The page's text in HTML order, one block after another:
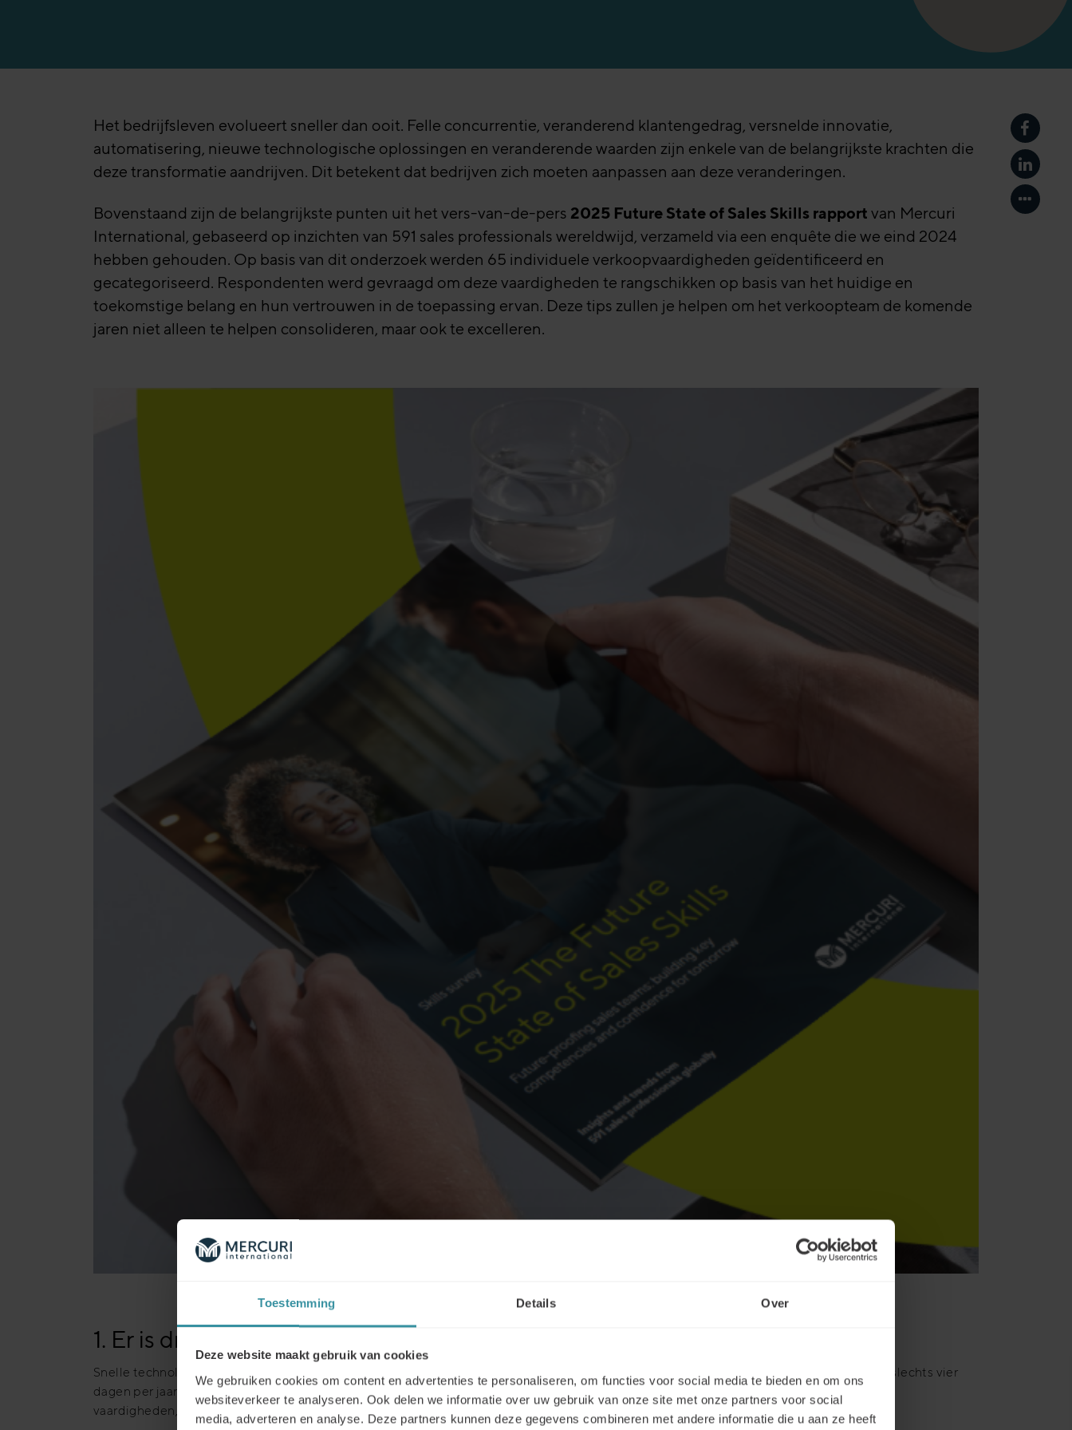
Toestemming Details Over
Deze website maakt gebruik van cookies
We gebruiken cookies om content en advertenties te personaliseren, om functies voor social media te bieden en om ons
websiteverkeer te analyseren. Ook delen we informatie over uw gebruik van onze site met onze partners voor social
media, adverteren en analyse. Deze partners kunnen deze gegevens combineren met andere informatie die u aan ze heeft
Delen
Delen
Toon
Het bedrijfsleven evolueert sneller dan ooit. Felle concurrentie, veranderend klantengedrag, versnelde innovatie,
automatisering, nieuwe technologische oplossingen en veranderende waarden zijn enkele van de belangrijkste krachten die
deze transformatie aandrijven. Dit betekent dat bedrijven zich moeten aanpassen aan deze veranderingen.
Bovenstaand zijn de belangrijkste punten uit het vers-van-de-pers 2025 Future State of Sales Skills rapport van Mercuri
International, gebaseerd op inzichten van 591 sales professionals wereldwijd, verzameld via een enquête die we eind 2024
hebben gehouden. Op basis van dit onderzoek werden 65 individuele verkoopvaardigheden geïdentificeerd en
gecategoriseerd. Respondenten werd gevraagd om deze vaardigheden te rangschikken op basis van het huidige en
toekomstige belang en hun vertrouwen in de toepassing ervan. Deze tips zullen je helpen om het verkoopteam de komende
jaren niet alleen te helpen consolideren, maar ook te excelleren.
1. Er is dringend behoefte aan omscholing en bijscholing.
Snelle technologische veranderingen vragen meer van verkoopprofessionals, maar toch blijft training beperkt met een gemiddelde van slechts vier
dagen per jaar. Om bij te blijven moeten bedrijven investeren in bijscholings- en herscholingsprogramma’s, om teams te voorzien van de
vaardigheden, die nodig zijn om nieuwe uitdagingen het hoofd te bieden.